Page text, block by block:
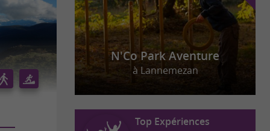
N'Co Park Aventure
à Lannemezan
Top Expériences